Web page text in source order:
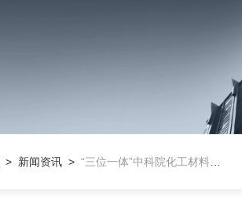
> 新闻资讯 >“三位一体”中科院化工材料研究咨询采购ZJ-6型d33静压电系数仪